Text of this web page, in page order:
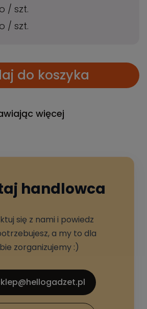
/ szt.
/ szt.
do koszyka
więcej
handlowca
się z nami i powiedz
a my to dla
zorganizujemy :)